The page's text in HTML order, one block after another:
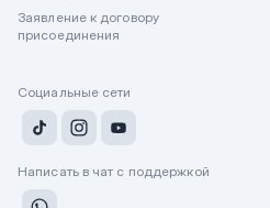
Заявление к договору
присоединения
Социальные сети
Написать в чат с поддержкой